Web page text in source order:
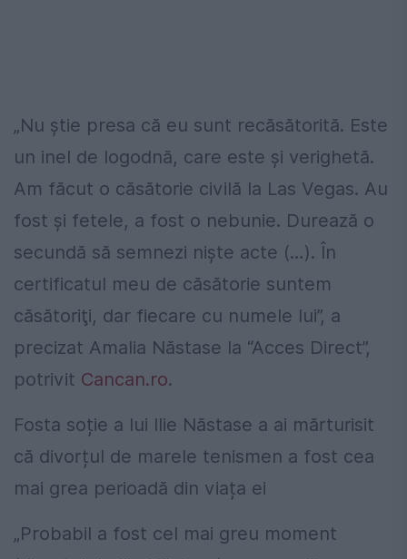
„Nu ştie presa că eu sunt recăsătorită. Este
un inel de logodnă, care este şi verighetă.
Am făcut o căsătorie civilă la Las Vegas. Au
fost şi fetele, a fost o nebunie. Durează o
secundă să semnezi nişte acte (…). În
certificatul meu de căsătorie suntem
căsătoriţi, dar fiecare cu numele lui”, a
precizat Amalia Năstase la “Acces Direct”,
potrivit Cancan.ro.
Fosta soție a lui Ilie Năstase a ai mărturisit
că divorțul de marele tenismen a fost cea
mai grea perioadă din viața ei
„Probabil a fost cel mai greu moment